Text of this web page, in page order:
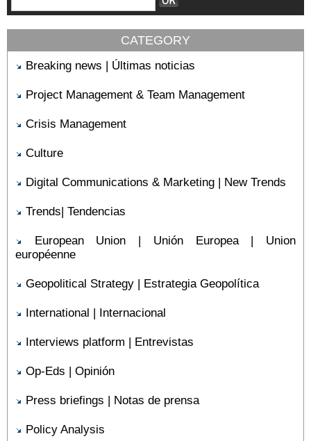
CATEGORY
Breaking news | Últimas noticias
Project Management & Team Management
Crisis Management
Culture
Digital Communications & Marketing | New Trends
Trends| Tendencias
European Union | Unión Europea | Union
européenne
Geopolitical Strategy | Estrategia Geopolítica
International | Internacional
Interviews platform | Entrevistas
Op-Eds | Opinión
Press briefings | Notas de prensa
Policy Analysis